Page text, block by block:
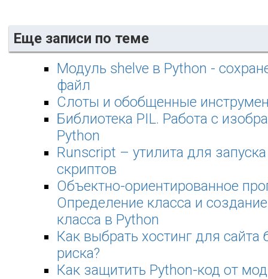
Еще записи по теме
Модуль shelve в Python -
файл
Слоты и обобщенные
Библиотека PIL. Работа с
Python
Runscript – утилита для
скриптов
Объектно-ориентированное
Определение класса и
класса в Python
Как выбрать хостинг для сайта
риска?
Как защитить Python-код от